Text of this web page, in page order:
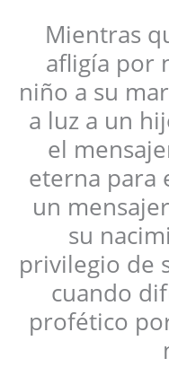
Mientras
afligía por
niño a su
a luz a un
el
eterna para
un
su
privilegio de
cuando
profético